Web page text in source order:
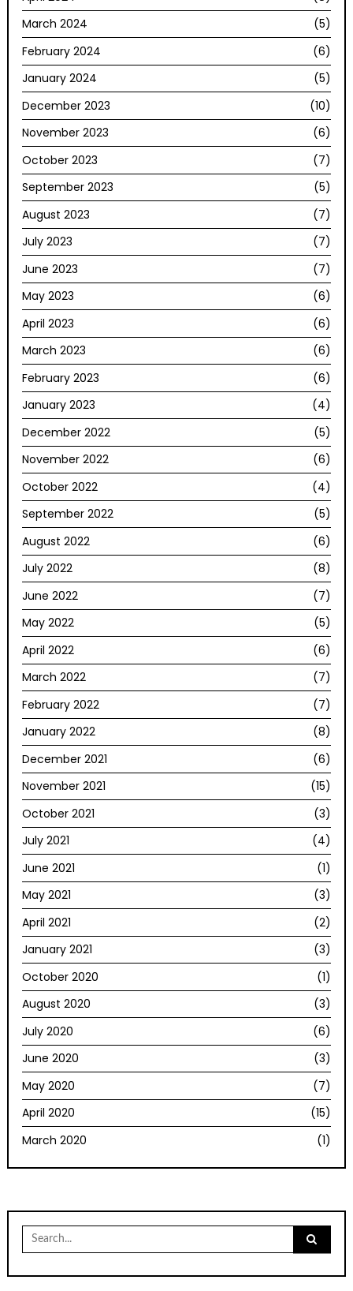
March 2024
(5)
February 2024
(6)
January 2024
(5)
December 2023
(10)
November 2023
(6)
October 2023
(7)
September 2023
(5)
August 2023
(7)
July 2023
(7)
June 2023
(7)
May 2023
(6)
April 2023
(6)
March 2023
(6)
February 2023
(6)
January 2023
(4)
December 2022
(5)
November 2022
(6)
October 2022
(4)
September 2022
(5)
August 2022
(6)
July 2022
(8)
June 2022
(7)
May 2022
(5)
April 2022
(6)
March 2022
(7)
February 2022
(7)
January 2022
(8)
December 2021
(6)
November 2021
(15)
October 2021
(3)
July 2021
(4)
June 2021
(1)
May 2021
(3)
April 2021
(2)
January 2021
(3)
October 2020
(1)
August 2020
(3)
July 2020
(6)
June 2020
(3)
May 2020
(7)
April 2020
(15)
March 2020
(1)
Search
for: